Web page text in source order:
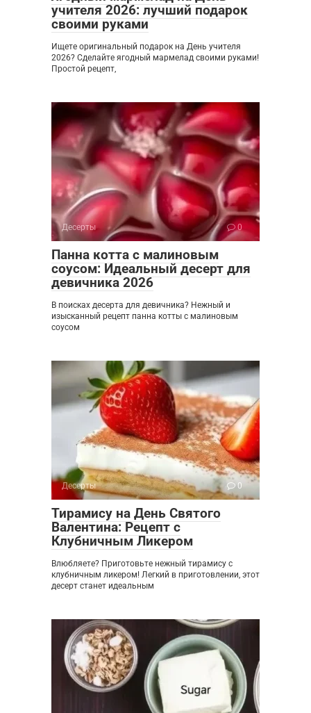
учителя 2026: лучший подарок
своими руками
Ищете оригинальный подарок на День учителя
2026? Сделайте ягодный мармелад своими руками!
Простой рецепт,
Десерты 0
Панна котта с малиновым
соусом: Идеальный десерт для
девичника 2026
В поисках десерта для девичника? Нежный и
изысканный рецепт панна котты с малиновым
соусом
Десерты 0
Тирамису на День Святого
Валентина: Рецепт с
Клубничным Ликером
Влюбляете? Приготовьте нежный тирамису с
клубничным ликером! Легкий в приготовлении, этот
десерт станет идеальным